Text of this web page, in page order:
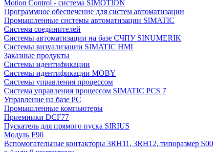
Motion Control - система SIMOTION
Программное обеспечение для систем автоматизации
Промышленные системы автоматизации SIMATIC
Система соединителей
Системы автоматизации на базе СЧПУ SINUMERIK
Системы визуализации SIMATIC HMI
Заказные продукты
Системы идентификации
Системы идентификации MOBY
Системы управления процессом
Система управления процессом SIMATIC PCS 7
Управление на базе РС
Промышленные компьютеры
Приемники DCF77
Пускатель для прямого пуска SIRIUS
Модуль F90
Вспомогательные контакторы 3RH11, 3RH12, типоразмер S00